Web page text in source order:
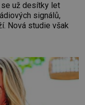
už desítky let
signálů,
Nová studie však